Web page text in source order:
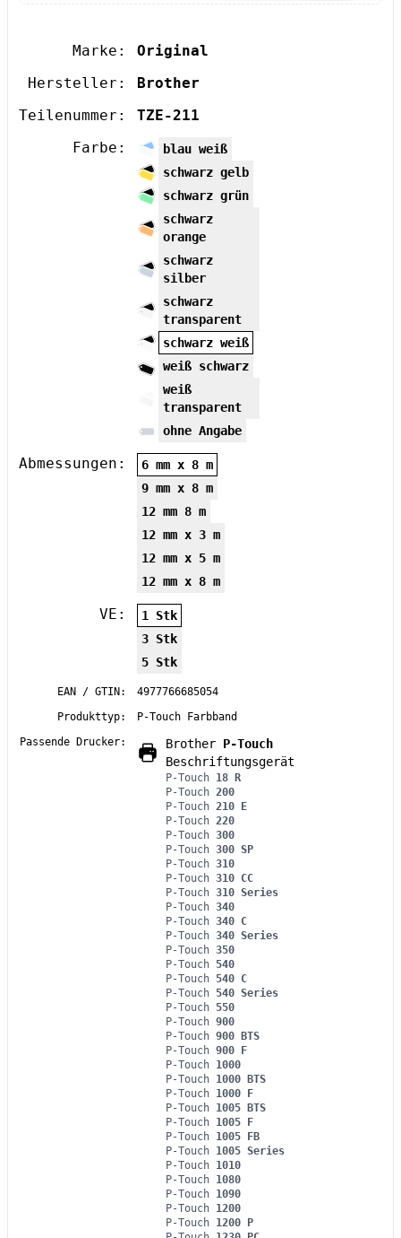
Marke:
Original
Hersteller:
Brother
Teilenummer:
TZE-211
Farbe:
blau weiß
schwarz gelb
schwarz grün
schwarz
orange
schwarz
silber
schwarz
transparent
schwarz weiß
weiß schwarz
weiß
transparent
ohne Angabe
Abmessungen:
6 mm x 8 m
9 mm x 8 m
12 mm 8 m
12 mm x 3 m
12 mm x 5 m
12 mm x 8 m
VE:
1 Stk
3 Stk
5 Stk
EAN / GTIN:
4977766685054
Produkttyp:
P-Touch Farbband
Passende Drucker:
Brother P-Touch
Beschriftungsgerät
P-Touch 18 R
P-Touch 200
P-Touch 210 E
P-Touch 220
P-Touch 300
P-Touch 300 SP
P-Touch 310
P-Touch 310 CC
P-Touch 310 Series
P-Touch 340
P-Touch 340 C
P-Touch 340 Series
P-Touch 350
P-Touch 540
P-Touch 540 C
P-Touch 540 Series
P-Touch 550
P-Touch 900
P-Touch 900 BTS
P-Touch 900 F
P-Touch 1000
P-Touch 1000 BTS
P-Touch 1000 F
P-Touch 1005 BTS
P-Touch 1005 F
P-Touch 1005 FB
P-Touch 1005 Series
P-Touch 1010
P-Touch 1080
P-Touch 1090
P-Touch 1200
P-Touch 1200 P